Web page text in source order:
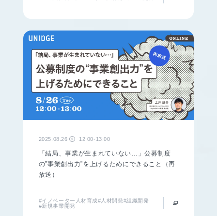
2025.08.26 火 12:00-13:00
「結局、事業が生まれていない…」公募制度
の”事業創出力”を上げるためにできること（再
放送）
#イノベーター人材育成#人材開発#組織開発
#新規事業開発